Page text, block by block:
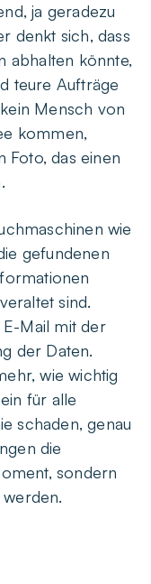
ja geradezu
denkt sich, dass
abhalten könnte,
teure Aufträge
Mensch von
kommen,
Foto, das einen
wie
gefundenen
sind.
Mail mit der
der Daten.
wie wichtig
für alle
schaden, genau
die
sondern